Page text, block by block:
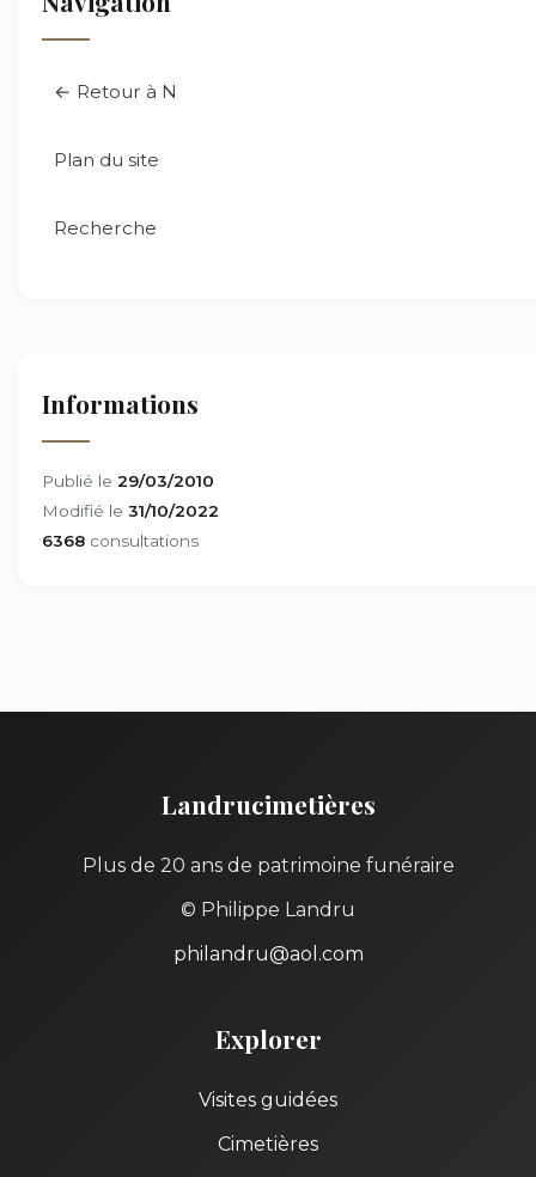
← Retour à N
Plan du site
Recherche
Informations
Publié le 29/03/2010
Modifié le 31/10/2022
6368 consultations
Landrucimetières
Plus de 20 ans de patrimoine funéraire
© Philippe Landru
philandru@aol.com
Explorer
Visites guidées
Cimetières